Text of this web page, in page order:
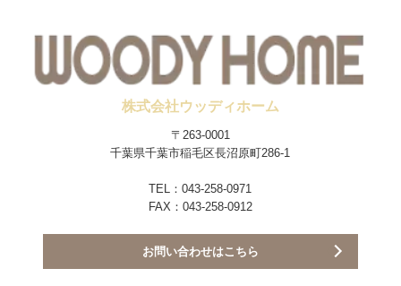
株式会社ウッディホーム
〒263-0001
千葉県千葉市稲毛区長沼原町286-1
TEL：043-258-0971
FAX：043-258-0912
お問い合わせはこちら